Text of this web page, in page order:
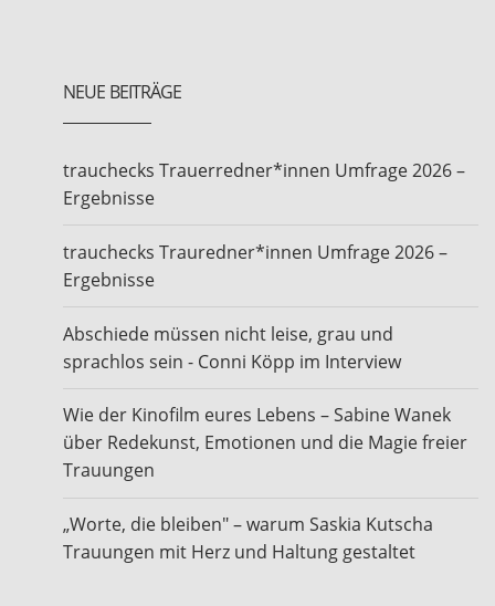
NEUE BEITRÄGE
trauchecks Trauerredner*innen Umfrage 2026 –
Ergebnisse
trauchecks Trauredner*innen Umfrage 2026 –
Ergebnisse
Abschiede müssen nicht leise, grau und
sprachlos sein - Conni Köpp im Interview
Wie der Kinofilm eures Lebens – Sabine Wanek
über Redekunst, Emotionen und die Magie freier
Trauungen
„Worte, die bleiben" – warum Saskia Kutscha
Trauungen mit Herz und Haltung gestaltet